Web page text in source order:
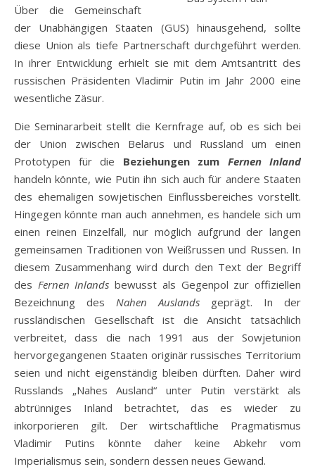
Über die Gemeinschaft
der Unabhängigen Staaten (GUS) hinausgehend, sollte
diese Union als tiefe Partnerschaft durchgeführt werden.
In ihrer Entwicklung erhielt sie mit dem Amtsantritt des
russischen Präsidenten Vladimir Putin im Jahr 2000 eine
wesentliche Zäsur.
Die Seminararbeit stellt die Kernfrage auf, ob es sich bei
der Union zwischen Belarus und Russland um einen
Prototypen für die Beziehungen zum Fernen Inland
handeln könnte, wie Putin ihn sich auch für andere Staaten
des ehemaligen sowjetischen Einflussbereiches vorstellt.
Hingegen könnte man auch annehmen, es handele sich um
einen reinen Einzelfall, nur möglich aufgrund der langen
gemeinsamen Traditionen von Weißrussen und Russen. In
diesem Zusammenhang wird durch den Text der Begriff
des Fernen Inlands bewusst als Gegenpol zur offiziellen
Bezeichnung des Nahen Auslands geprägt. In der
russländischen Gesellschaft ist die Ansicht tatsächlich
verbreitet, dass die nach 1991 aus der Sowjetunion
hervorgegangenen Staaten originär russisches Territorium
seien und nicht eigenständig bleiben dürften. Daher wird
Russlands „Nahes Ausland“ unter Putin verstärkt als
abtrünniges Inland betrachtet, das es wieder zu
inkorporieren gilt. Der wirtschaftliche Pragmatismus
Vladimir Putins könnte daher keine Abkehr vom
Imperialismus sein, sondern dessen neues Gewand.